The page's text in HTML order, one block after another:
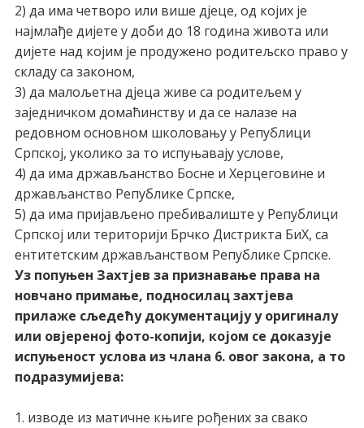
2) да има четворо или више дјеце, од којих је
најмлађе дијете у доби до 18 година живота или
дијете над којим је продужено родитељско право у
складу са законом,
3) да малољетна дјеца живе са родитељем у
заједничком домаћинству и да се налазе на
редовном основном школовању у Републици
Српској, уколико за то испуњавају услове,
4) да има држављанство Босне и Херцеговине и
држављанство Републике Српске,
5) да има пријављено пребивалиште у Републици
Српској или територији Брчко Дистрикта БиХ, са
ентитетским држављанством Републике Српске.
Уз попуњен Захтјев за признавање права на
новчано примање, подносилац захтјева
прилаже сљедећу документацију у оригиналу
или овјереној фото-копији, којом се доказује
испуњеност услова из члана 6. овог закона, а то
подразумијева:
1. изводе из матичне књиге рођених за свако